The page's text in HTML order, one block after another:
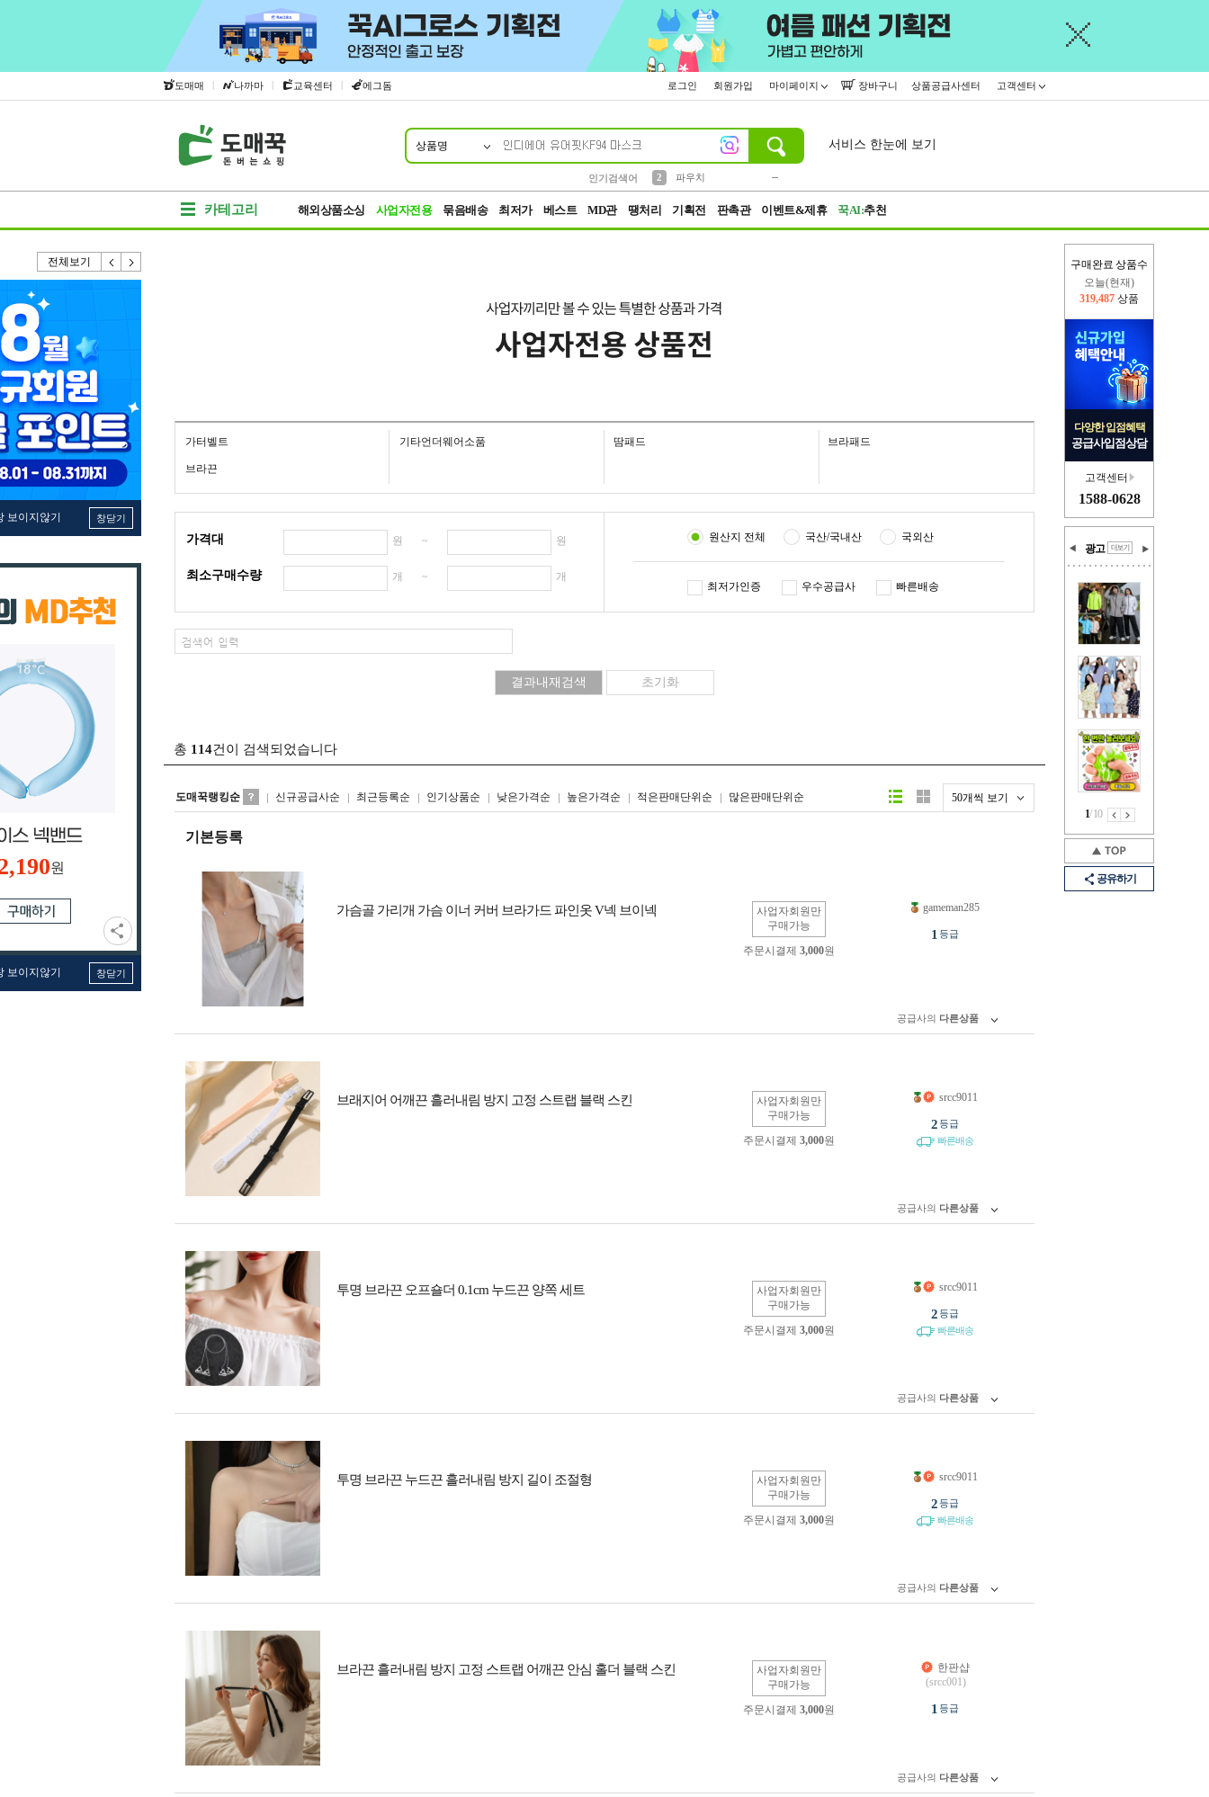
도매매 | 나까마 | 교육센터 | 에그돔 로그인 회원가입 마이페이지 장바구니 상품공급사센터 고객센터
상품명
인기검색어
2
파우치
서비스 한눈에 보기
카테고리 해외상품소싱 사업자전용 묶음배송 최저가 베스트 MD관 땡처리 기획전 판촉관 이벤트&제휴 꾹AI:추천
전체보기
보이지않기 창닫기
원
보이지않기 창닫기
구매완료 상품수
오늘(현재)
319,487 상품
다양한 입점혜택
공급사입점상담
고객센터
1588-0628
광고
1/10
공유하기
가터벨트 기타언더웨어소품 땀패드 브라패드
브라끈
가격대 원 ~ 원
최소구매수량 개 ~ 개
원산지 전체 국산/국내산 국외산
최저가인증 우수공급사 빠른배송
총 114건이 검색되었습니다
도매꾹랭킹순 신규공급사순 최근등록순 인기상품순 낮은가격순 높은가격순 적은판매단위순 많은판매단위순 50개씩 보기
리스트형갤러리형
기본등록
가슴골 가리개 가슴 이너 커버 브라가드 파인옷 V넥 브이넥
사업자회원만
구매가능
주문시결제 3,000원
gameman285
1 등급
공급사의 다른상품
브래지어 어깨끈 흘러내림 방지 고정 스트랩 블랙 스킨
사업자회원만
구매가능
주문시결제 3,000원
srcc9011
2등급
빠른배송
공급사의 다른상품
투명 브라끈 오프숄더 0.1cm 누드끈 양쪽 세트
사업자회원만
구매가능
주문시결제 3,000원
srcc9011
2등급
빠른배송
공급사의 다른상품
투명 브라끈 누드끈 흘러내림 방지 길이 조절형
사업자회원만
구매가능
주문시결제 3,000원
srcc9011
2등급
빠른배송
공급사의 다른상품
브라끈 흘러내림 방지 고정 스트랩 어깨끈 안심 홀더 블랙 스킨
사업자회원만
구매가능
주문시결제 3,000원
한판샵
(srcc001)
1 등급
공급사의 다른상품